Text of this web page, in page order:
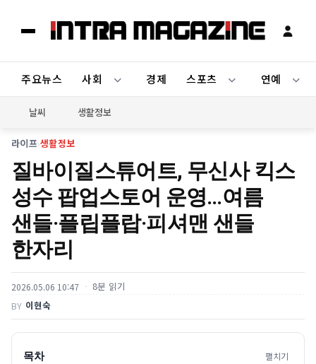
주요뉴스 사회 경제 스포츠 연예
날씨 생활정보
라이프›생활정보
질바이질스튜어트, 무신사 킥스
성수 팝업스토어 운영…여름
샌들·플립플랍·피셔맨 샌들
한자리
2026.05.06 10:47 8분 읽기
BY 이현숙
목차 펼치기